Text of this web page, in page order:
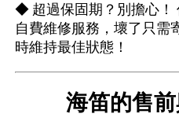
◆ 超過保固期？別擔心！
自費維修服務，壞了只需
時維持最佳狀態！
海笛的售